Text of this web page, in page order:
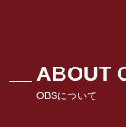
ABOUT
OBSについて